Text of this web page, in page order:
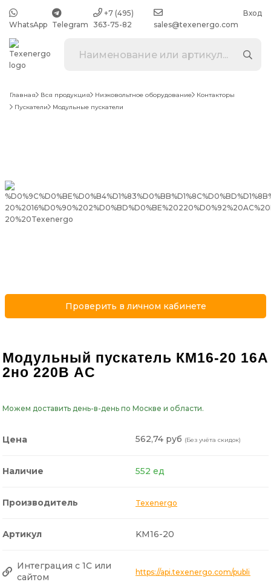
WhatsApp Telegram
+7 (495)
363-75-82
sales@texenergo.com
Вход
Главная Вся продукция Низковольтное оборудование
Контакторы
Пускатели
Модульные пускатели
Проверить в личном кабинете
Модульный пускатель КМ16-20 16А
2но 220В AC
Можем доставить день-в-день по Москве и области.
Цена 562,74 руб (Без учёта скидок)
Наличие 552 ед
Производитель Texenergo
Артикул KM16-20
Интеграция с 1С или
сайтом
https://api.texenergo.com/public/